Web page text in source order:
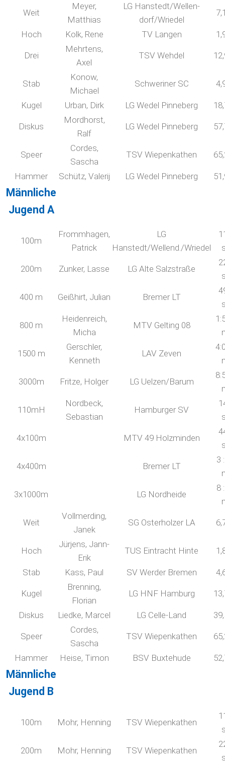
Weit
Meyer,
Matthias
LG Hanstedt/Wellen-
dorf/Wriedel
Hoch Kolk, Rene TV Langen
Drei
Mehrtens,
Axel
TSV Wehdel
Stab
Konow,
Michael
Schweriner SC
Kugel Urban, Dirk LG Wedel Pinneberg
Diskus
Mordhorst,
Ralf
LG Wedel Pinneberg
Speer
Cordes,
Sascha
TSV Wiepenkathen
Hammer Schütz, Valerij LG Wedel Pinneberg
Männliche
Jugend A
100m
Frommhagen,
Patrick
LG
Hanstedt/Wellend./Wriedel
200m Zunker, Lasse LG Alte Salzstraße
400 m Geißhirt, Julian Bremer LT
800 m
Heidenreich,
Micha
MTV Gelting 08
1500 m
Gerschler,
Kenneth
LAV Zeven
3000m Fritze, Holger LG Uelzen/Barum
110mH
Nordbeck,
Sebastian
Hamburger SV
4x100m MTV 49 Holzminden
4x400m Bremer LT
3
3x1000m LG Nordheide
8
Weit
Vollmerding,
Janek
SG Osterholzer LA
Hoch
Jürjens, Jann-
Erik
TUS Eintracht Hinte
Stab Kass, Paul SV Werder Bremen
Kugel
Brenning,
Florian
LG HNF Hamburg
Diskus Liedke, Marcel LG Celle-Land
Speer
Cordes,
Sascha
TSV Wiepenkathen
Hammer Heise, Timon BSV Buxtehude
Männliche
Jugend B
100m Mohr, Henning TSV Wiepenkathen
200m Mohr, Henning TSV Wiepenkathen